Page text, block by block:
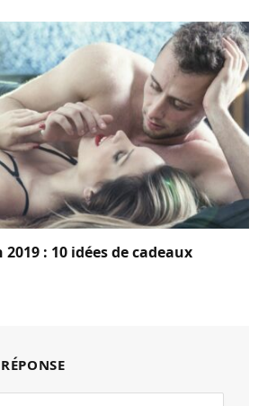
: 10 idées de cadeaux